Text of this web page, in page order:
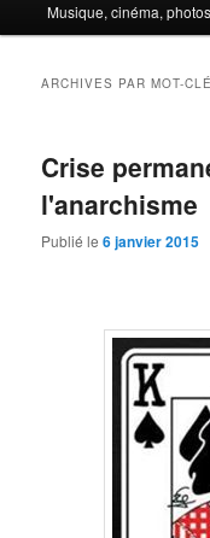
Musique, cinéma, photos
ARCHIVES PAR MOT-
Crise
l'anarchisme
Publié le6 janvier 2015